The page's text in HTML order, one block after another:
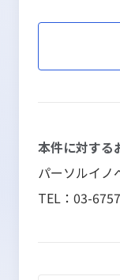
本件に対する
パーソルイ
TEL：03-